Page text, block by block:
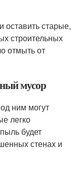
старые,
строительных
отмыть от
мусор
ним могут
легко
будет
стенах и